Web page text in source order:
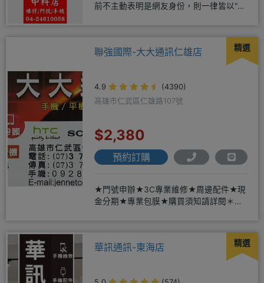
前不主動表明是網友身份，則一律皆以"現
精選
聯強國際-大大通訊仁雄店
4.9
(4390)
高雄市仁武區仁雄路107號
$2,380
預約訂購
★門號申辦★3C專業維修★周邊配件★現
金分期★專業包膜★購買須知請詳閱＊來
精選
華訊通訊-東海店